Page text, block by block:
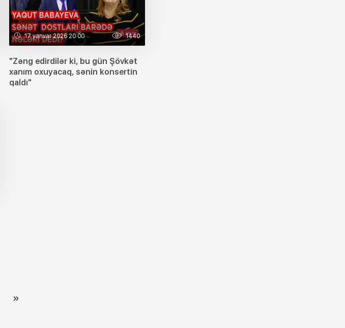
17 yanvar 2026 20:00 1440
"Zəng edirdilər ki, bu gün Şövkət
xanım oxuyacaq, sənin konsertin
qaldı"
»